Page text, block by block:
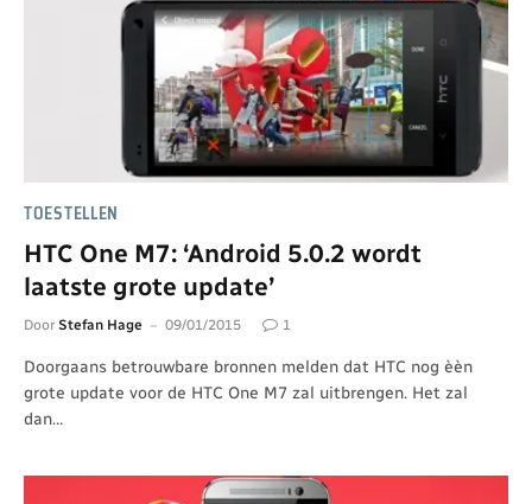
TOESTELLEN
HTC One M7: ‘Android 5.0.2 wordt
laatste grote update’
Door Stefan Hage 09/01/2015 1
Doorgaans betrouwbare bronnen melden dat HTC nog èèn
grote update voor de HTC One M7 zal uitbrengen. Het zal
dan…